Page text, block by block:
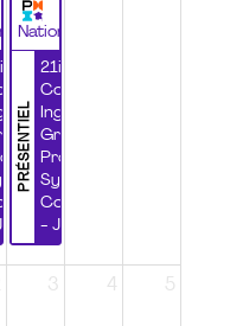
et
1
National
PRÉSENTIEL
21ième
Congrès
Ingénierie
Grands
Projets et
Systèmes
Complexes
- Jour 2
3 4 5